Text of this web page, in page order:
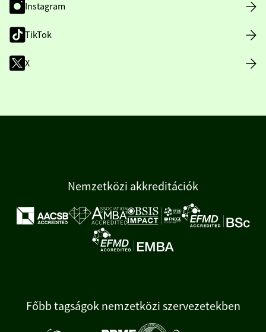
Instagram
TikTok
X
Nemzetközi akkreditációk
Főbb tagságok nemzetközi szervezetekben